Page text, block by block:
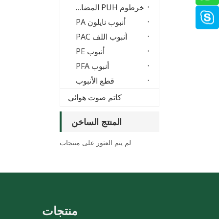
خرطوم PUH المضاد للشرر
أنبوب نايلون PA
أنبوب اللف PAC
أنبوب PE
أنبوب PFA
قطع الأنبوب
كاتم صوت هوائي
المنتج الساخن
لم يتم العثور على منتجات
منتجات